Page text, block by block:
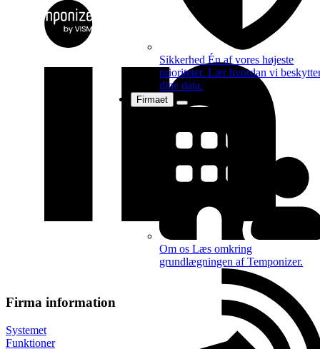
Sikkerhed Én af vores højeste
prioriteter. Lær hvordan vi
dine data.
Firmaet
Om os Læs omkring
grundlægningen af Temponizer.
Firma information
Systemet
Funktioner